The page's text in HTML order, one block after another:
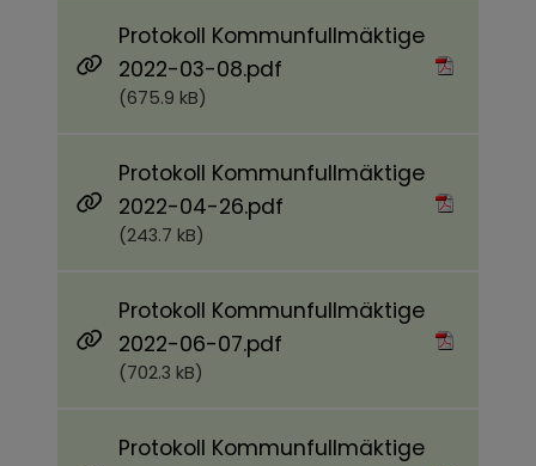
Protokoll Kommunfullmäktige
2022-03-08.pdf
(675.9 kB)
Protokoll Kommunfullmäktige
2022-04-26.pdf
(243.7 kB)
Protokoll Kommunfullmäktige
2022-06-07.pdf
(702.3 kB)
Protokoll Kommunfullmäktige